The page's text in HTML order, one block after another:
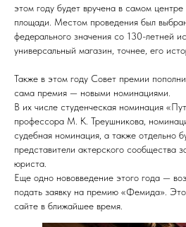
этом году будет вручена в самом
площади. Местом проведения был
федерального значения со 130-летней
универсальный магазин, точнее, его
Также в этом году Совет премии
сама премия — новыми номинациями.
В их числе студенческая номинация
профессора М. К. Треушникова,
судебная номинация, а также отдельно
представители актерского сообщества
юриста.
Еще одно нововведение этого года —
подать заявку на премию «Фемида».
сайте в ближайшее время.